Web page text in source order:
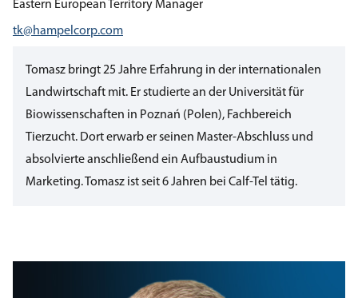
Eastern European Territory Manager
tk@hampelcorp.com
Tomasz bringt 25 Jahre Erfahrung in der internationalen
Landwirtschaft mit. Er studierte an der Universität für
Biowissenschaften in Poznań (Polen), Fachbereich
Tierzucht. Dort erwarb er seinen Master-Abschluss und
absolvierte anschließend ein Aufbaustudium in
Marketing. Tomasz ist seit 6 Jahren bei Calf-Tel tätig.